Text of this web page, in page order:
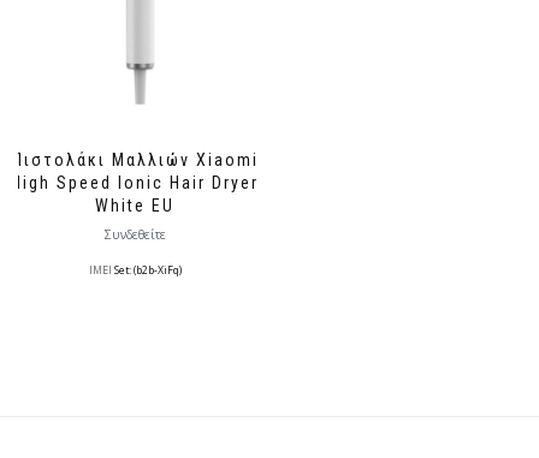
Πιστολάκι Μαλλιών Xiaomi
High Speed Ionic Hair Dryer
White EU
Συνδεθείτε
IMEI Set: (b2b-XiFq)